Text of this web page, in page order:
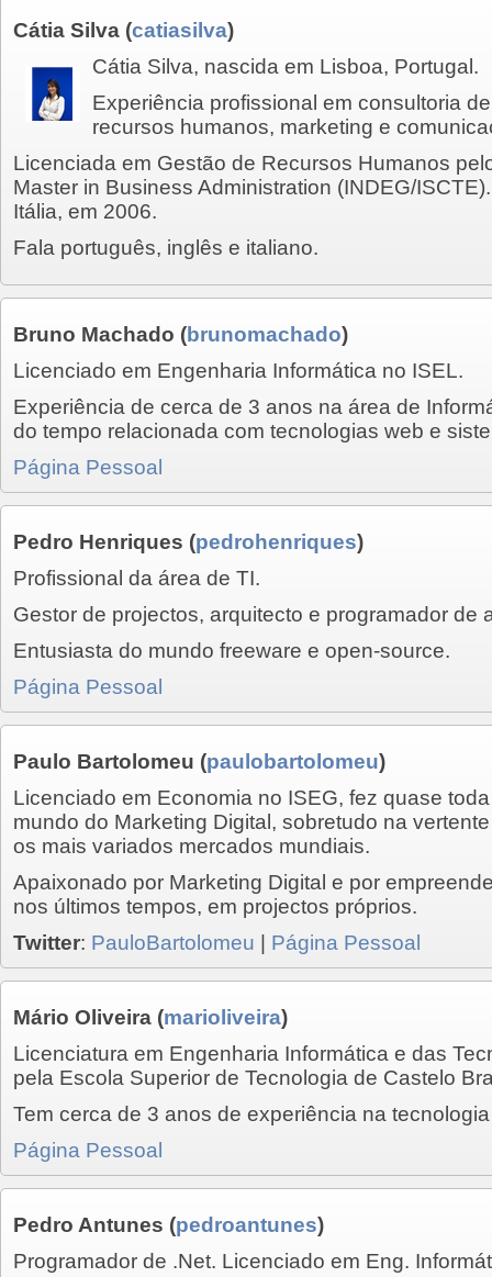
Cátia Silva (catiasilva)
Cátia Silva, nascida em Lisboa, Portugal.
Experiência profissional em consultoria
recursos humanos, marketing e
Licenciada em Gestão de Recursos Humanos
Master in Business Administration (INDEG/
Itália, em 2006.
Fala português, inglês e italiano.
Bruno Machado (brunomachado)
Licenciado em Engenharia Informática no ISEL.
Experiência de cerca de 3 anos na área de
do tempo relacionada com tecnologias web e
Página Pessoal
Pedro Henriques (pedrohenriques)
Profissional da área de TI.
Gestor de projectos, arquitecto e programador de
Entusiasta do mundo freeware e open-source.
Página Pessoal
Paulo Bartolomeu (paulobartolomeu)
Licenciado em Economia no ISEG, fez quase
mundo do Marketing Digital, sobretudo na
os mais variados mercados mundiais.
Apaixonado por Marketing Digital e por
nos últimos tempos, em projectos próprios.
Twitter: PauloBartolomeu Página Pessoal
Mário Oliveira (marioliveira)
Licenciatura em Engenharia Informática e das
pela Escola Superior de Tecnologia de Castelo
Tem cerca de 3 anos de experiência na
Página Pessoal
Pedro Antunes (pedroantunes)
Programador de .Net. Licenciado em Eng.